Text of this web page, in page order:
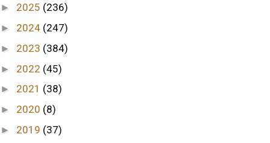
► 2025 (236)
► 2024 (247)
► 2023 (384)
► 2022 (45)
► 2021 (38)
► 2020 (8)
► 2019 (37)